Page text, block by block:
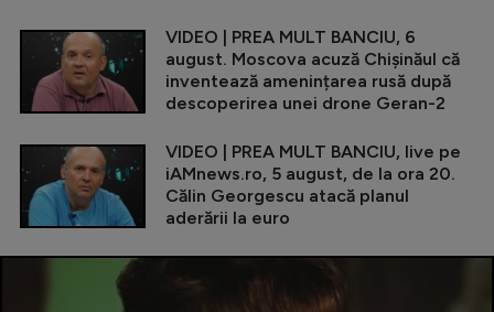
VIDEO | PREA MULT BANCIU, 6
august. Moscova acuză Chișinăul că
inventează amenințarea rusă după
descoperirea unei drone Geran-2
VIDEO | PREA MULT BANCIU, live pe
iAMnews.ro, 5 august, de la ora 20.
Călin Georgescu atacă planul
aderării la euro